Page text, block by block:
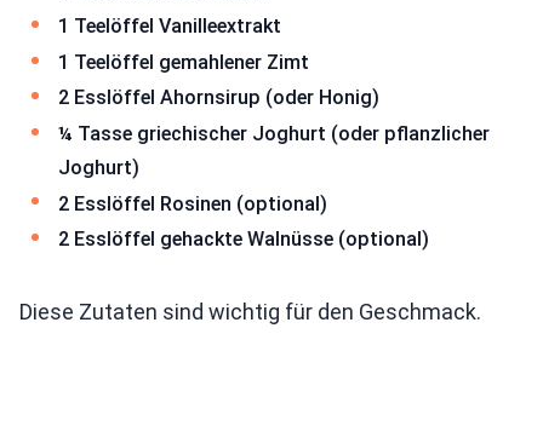
1 Teelöffel Vanilleextrakt
1 Teelöffel gemahlener Zimt
2 Esslöffel Ahornsirup (oder Honig)
¼ Tasse griechischer Joghurt (oder pflanzlicher
Joghurt)
2 Esslöffel Rosinen (optional)
2 Esslöffel gehackte Walnüsse (optional)
Diese Zutaten sind wichtig für den Geschmack.